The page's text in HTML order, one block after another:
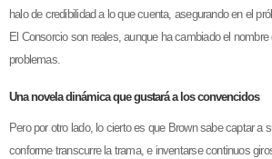
halo de credibilidad a lo que cuenta, asegurando en el
El Consorcio son reales, aunque ha cambiado el
problemas.
Una novela dinámica que gustará a los convencidos
Pero por otro lado, lo cierto es que Brown sabe captar a
conforme transcurre la trama, e inventarse continuos